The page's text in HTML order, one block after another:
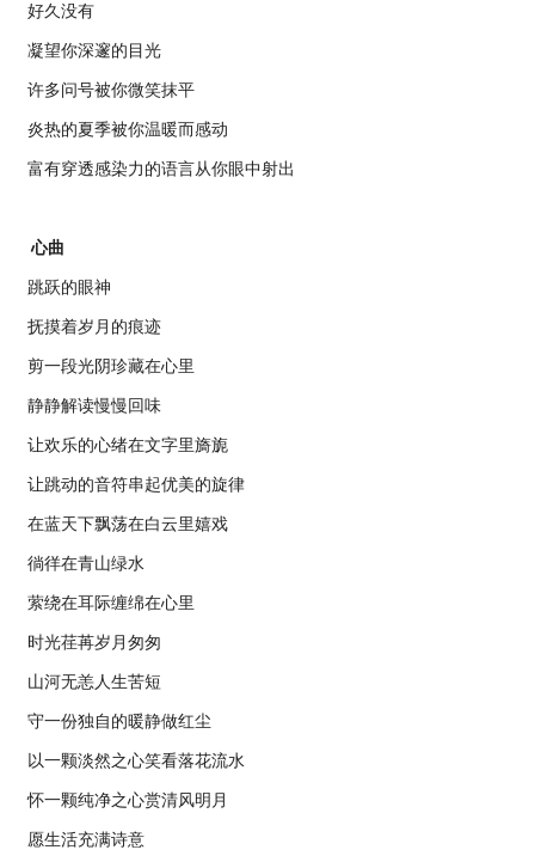
好久没有
凝望你深邃的目光
许多问号被你微笑抹平
炎热的夏季被你温暖而感动
富有穿透感染力的语言从你眼中射出
心曲
跳跃的眼神
抚摸着岁月的痕迹
剪一段光阴珍藏在心里
静静解读慢慢回味
让欢乐的心绪在文字里旖旎
让跳动的音符串起优美的旋律
在蓝天下飘荡在白云里嬉戏
徜徉在青山绿水
萦绕在耳际缠绵在心里
时光荏苒岁月匆匆
山河无恙人生苦短
守一份独自的暖静做红尘
以一颗淡然之心笑看落花流水
怀一颗纯净之心赏清风明月
愿生活充满诗意